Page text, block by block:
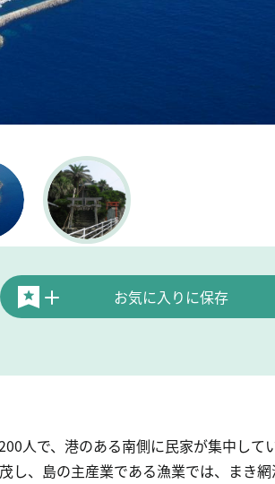
お気に入りに保存
人で、港のある南側に民家が集中して
し、島の主産業である漁業では、まき